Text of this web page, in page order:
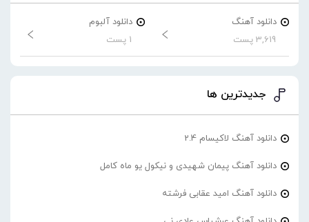
دانلود آهنگ
3,619 پست
دانلود آلبوم
1 پست
جدیدترین ها
دانلود آهنگ لاکیسام 2.4
دانلود آهنگ پیمان شهیدی و نیکول یو ماه کامل
دانلود آهنگ امید عقابی فرشته